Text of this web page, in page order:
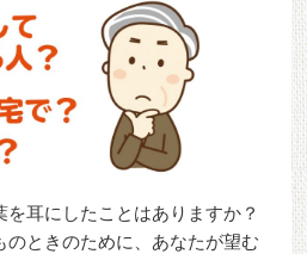
を耳にしたことはありますか？
のときのために、あなたが望む